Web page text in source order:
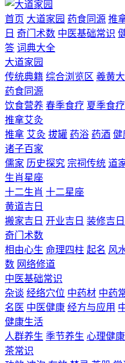
首页 大道家园 药食同源 推
日 奇门术数 中医基础常识
答 词典大全
大道家园
传统典籍 综合浏览区 羲黄
药食同源
饮食营养 春季食疗 夏季食疗
推拿艾灸
推拿 艾灸 拔罐 药浴 药酒 健
诸子百家
儒家 历史探究 宗祠传统 道
生肖星座
十二生肖 十二星座
黄道吉日
搬家吉日 开业吉日 装修吉日
奇门术数
相由心生 命理四柱 起名 风
数 网络修道
中医基础常识
杂谈 经络穴位 中药材 中药
名医 中医健康 经方与应用
健康生活
人群养生 季节养生 心理健康
茶常识